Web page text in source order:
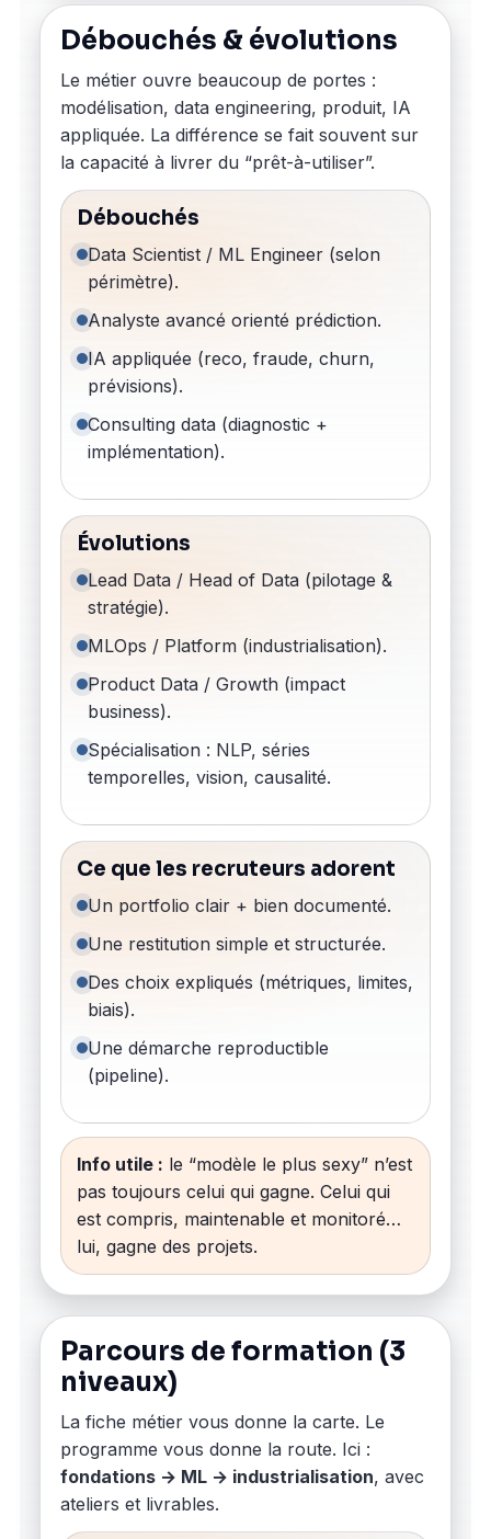
Débouchés & évolutions
Le métier ouvre beaucoup de portes :
modélisation, data engineering, produit, IA
appliquée. La différence se fait souvent sur
la capacité à livrer du “prêt-à-utiliser”.
Débouchés
Data Scientist / ML Engineer (selon
périmètre).
Analyste avancé orienté prédiction.
IA appliquée (reco, fraude, churn,
prévisions).
Consulting data (diagnostic +
implémentation).
Évolutions
Lead Data / Head of Data (pilotage &
stratégie).
MLOps / Platform (industrialisation).
Product Data / Growth (impact
business).
Spécialisation : NLP, séries
temporelles, vision, causalité.
Ce que les recruteurs adorent
Un portfolio clair + bien documenté.
Une restitution simple et structurée.
Des choix expliqués (métriques, limites,
biais).
Une démarche reproductible
(pipeline).
Info utile : le “modèle le plus sexy” n’est
pas toujours celui qui gagne. Celui qui
est compris, maintenable et monitoré…
lui, gagne des projets.
Parcours de formation (3
niveaux)
La fiche métier vous donne la carte. Le
programme vous donne la route. Ici :
fondations → ML → industrialisation, avec
ateliers et livrables.